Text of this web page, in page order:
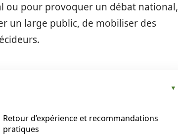
ou pour provoquer un débat national,
un large public, de mobiliser des
Retour d’expérience et recommandations
pratiques